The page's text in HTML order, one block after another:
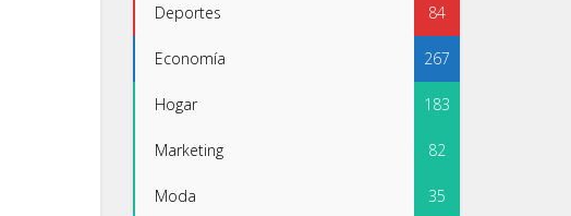
Deportes 84
Economía 267
Hogar 183
Marketing 82
Moda 35